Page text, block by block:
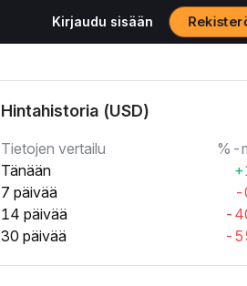
Kirjaudu sisään
Hintahistoria (USD)
Tietojen vertailu
%-
Tänään
7 päivää
-
14 päivää
-
30 päivää
-